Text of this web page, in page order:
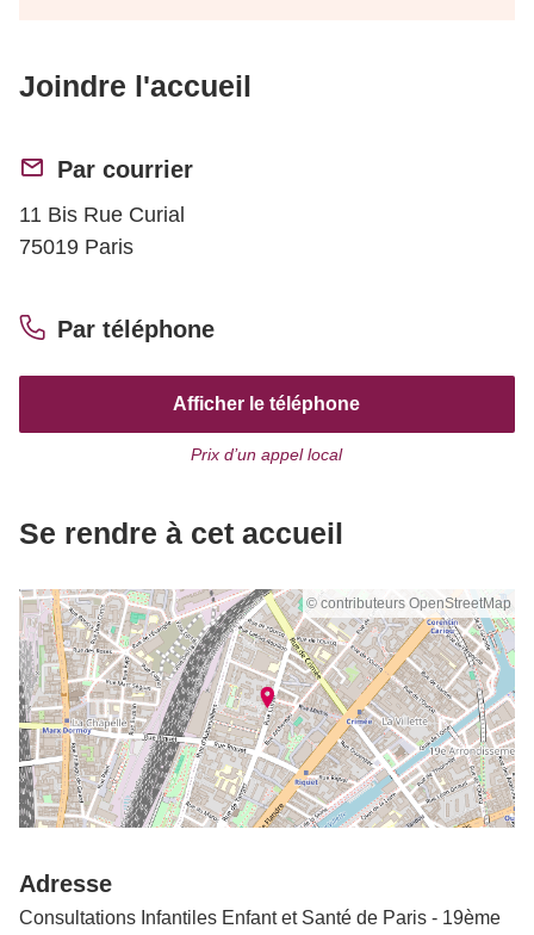
Joindre l'accueil
Par courrier
11 Bis Rue Curial
75019 Paris
Par téléphone
Afficher le téléphone
Prix d’un appel local
Se rendre à cet accueil
© contributeurs OpenStreetMap
Adresse
Consultations Infantiles Enfant et Santé de Paris - 19ème